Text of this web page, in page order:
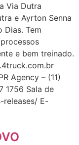
Via Dutra
e Ayrton Senna
Dias. Tem
e bem treinado.
Agency – (11)
1756 Sala de
releases/ E-